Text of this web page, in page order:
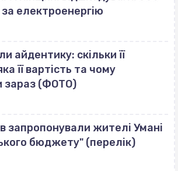
за електроенергію
айдентику: скільки її
її вартість та чому
зараз (ФОТО)
запропонували жителі Умані
бюджету" (перелік)